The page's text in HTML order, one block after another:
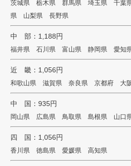
茨城県 栃木県 群馬県 埼玉県 千葉
県 山梨県 長野県
中 部：1,188円
福井県 石川県 富山県 静岡県 愛知
近 畿：1,056円
和歌山県 滋賀県 奈良県 京都府 大
中 国：935円
岡山県 広島県 鳥取県 島根県 山口
四 国：1,056円
香川県 徳島県 愛媛県 高知県